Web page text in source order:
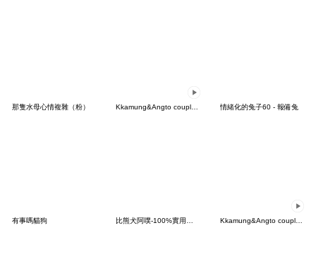
那隻水母心情複雜（粉） 情緒化的兔子60 - 報備兔
有事嗎貓狗 比熊犬阿噗-100%實用情侶日常（女友） Kkamung&Angto couple10(Kkamung ver.)